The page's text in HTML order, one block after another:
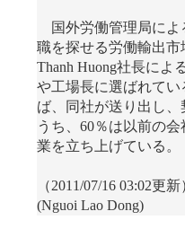
国外労働管理局によ
職を探せる労働輸出市
Thanh Huong社長によ
や工場長に選ばれてい
ば、同社が送り出し
うち、60％は以前の
業を立ち上げている。
（2011/07/16 03:02更新
(Nguoi Lao Dong)